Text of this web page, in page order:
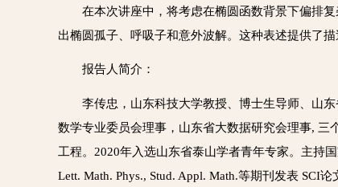
在本次讲座中，将考虑在椭圆函数背景下偏排
出椭圆孤子、呼吸子和意外波解。这种表述提供了
报告人简介：
李传忠，山东科技大学教授、博士生导师、山
数学专业委员会理事，山东省大数据研究会理事, 三
工程。2020年入选山东省泰山学者青年专家。主持
Lett. Math. Phys., Stud. Appl. Math.等期刊发表 SCI论